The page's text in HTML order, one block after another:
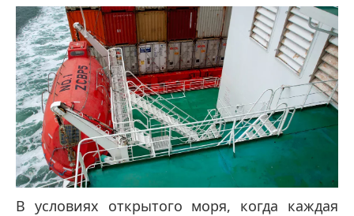
В условиях открытого моря, когда каждая